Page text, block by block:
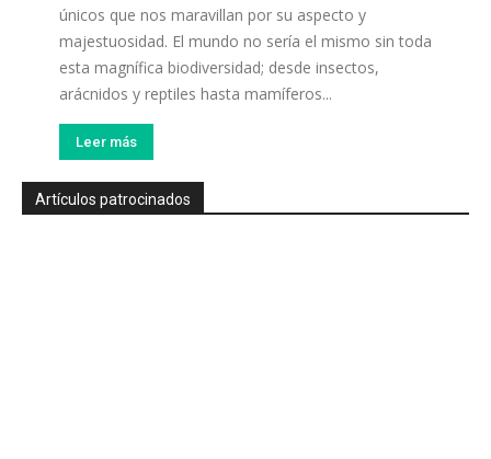
únicos que nos maravillan por su aspecto y
majestuosidad. El mundo no sería el mismo sin toda
esta magnífica biodiversidad; desde insectos,
arácnidos y reptiles hasta mamíferos...
Leer más
Artículos patrocinados